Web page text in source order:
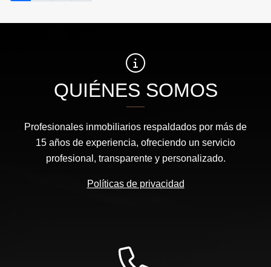
QUIÉNES SOMOS
Profesionales inmobiliarios respaldados por más de
15 años de experiencia, ofreciendo un servicio
profesional, transparente y personalizado.
Políticas de privacidad